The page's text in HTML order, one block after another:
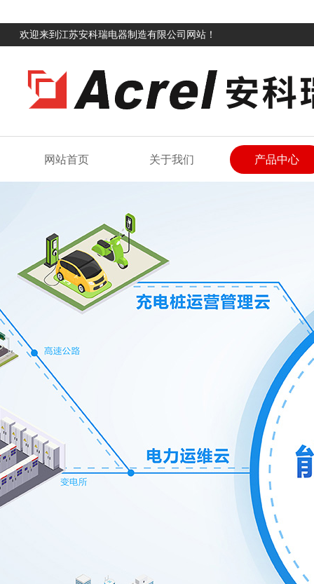
欢迎来到江苏安科瑞电器制造有限公司网站！
网站首页 关于我们 产品中心